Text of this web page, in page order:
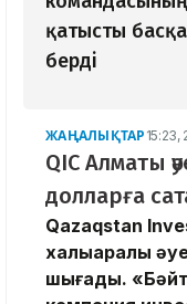
қатысты
берді
ЖАҢАЛЫҚТАР 15:23,
QIC Алматы
долларға
Qazaqstan
халықаралық
шығады.